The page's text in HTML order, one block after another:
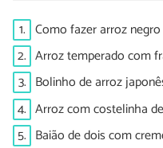
1. Como fazer arroz negro
2. Arroz temperado com
3. Bolinho de arroz
4. Arroz com costelinha
5. Baião de dois com